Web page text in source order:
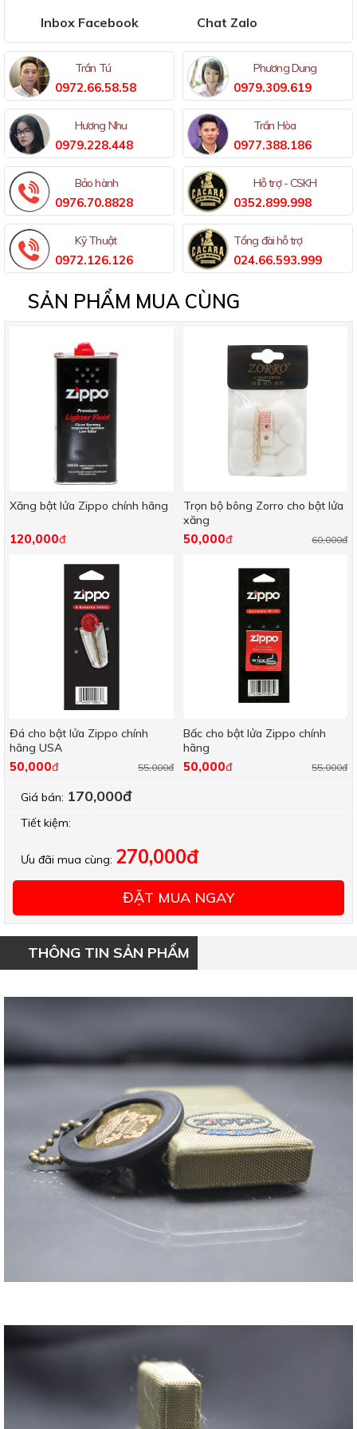
Inbox Facebook Chat Zalo
Trần Tú
0972.66.58.58
Phương Dung
0979.309.619
Hương Nhu
0979.228.448
Trần Hòa
0977.388.186
Bảo hành
0976.70.8828
Hỗ trợ - CSKH
0352.899.998
Kỹ Thuật
0972.126.126
Tổng đài hỗ trợ
024.66.593.999
SẢN PHẨM MUA CÙNG
Xăng bật lửa Zippo chính hãng
120,000đ
Trọn bộ bông Zorro cho bật lửa
xăng
60,000đ
50,000đ
Đá cho bật lửa Zippo chính
hãng USA
55,000đ
50,000đ
Bấc cho bật lửa Zippo chính
hãng
55,000đ
50,000đ
Giá bán: 170,000đ
Tiết kiệm:
Ưu đãi mua cùng: 270,000đ
ĐẶT MUA NGAY
THÔNG TIN SẢN PHẨM